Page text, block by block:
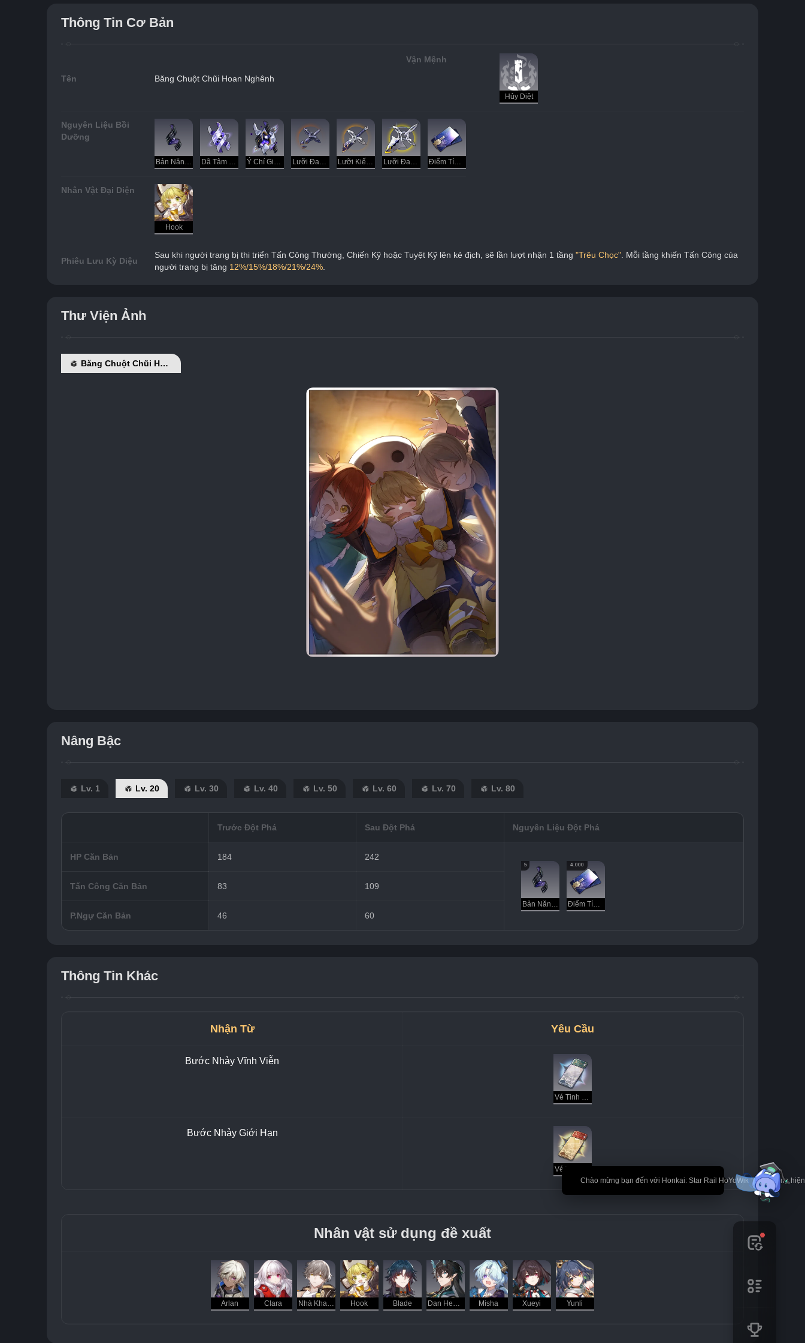
🎉 Chào mừng bạn đến với Honkai: Star Rail HoYoWiki! * Nội dung
Thông Tin Cơ Bản
Tên Băng Chuột Chũi Hoan Nghênh
Vận Mệnh
Hủy Diệt
Nguyên Liệu Bồi
Dưỡng
Bản Năng Tranh Đoạt Dã Tâm Xuyên Tạc Ý Chí Giẫm Đạp Lưỡi Đao Tử Vong Lưỡi Kiếm Vô Hồn Lưỡi Đao Tịnh Thế Điểm Tín Dụng
Nhân Vật Đại Diện
Hook
Phiêu Lưu Kỳ Diệu
Sau khi người trang bị thi triển Tấn Công Thường, Chiến Kỹ hoặc Tuyệt Kỹ lên kẻ địch, sẽ lần lượt nhận 1 tầng "Trêu Chọc" . Mỗi tầng khiến Tấn Công của
người trang bị tăng 12%/15%/18%/21%/24%
Thư Viện Ảnh
Băng Chuột Chũi Hoan Nghênh
Nâng Bậc
Lv. 1 Lv. 20 Lv. 30 Lv. 40 Lv. 50 Lv. 60 Lv. 70 Lv. 80
Trước Đột Phá Sau Đột Phá Nguyên Liệu Đột Phá
HP Căn Bản 184 242
5
Bản Năng Tranh Đoạt
4.000
Điểm Tín Dụng
Tấn Công Căn Bản 83 109
P.Ngự Căn Bản 46 60
Thông Tin Khác
Nhận Từ Yêu Cầu
Bước Nhảy Vĩnh Viễn
Vé Tinh Cầu
Bước Nhảy Giới Hạn
Nhân vật sử dụng đề xuất
Arlan Clara Nhà Khai Phá - Hủy Diệt Hook Blade Dan Heng - Ẩm Nguyệt Misha Xueyi Yunli